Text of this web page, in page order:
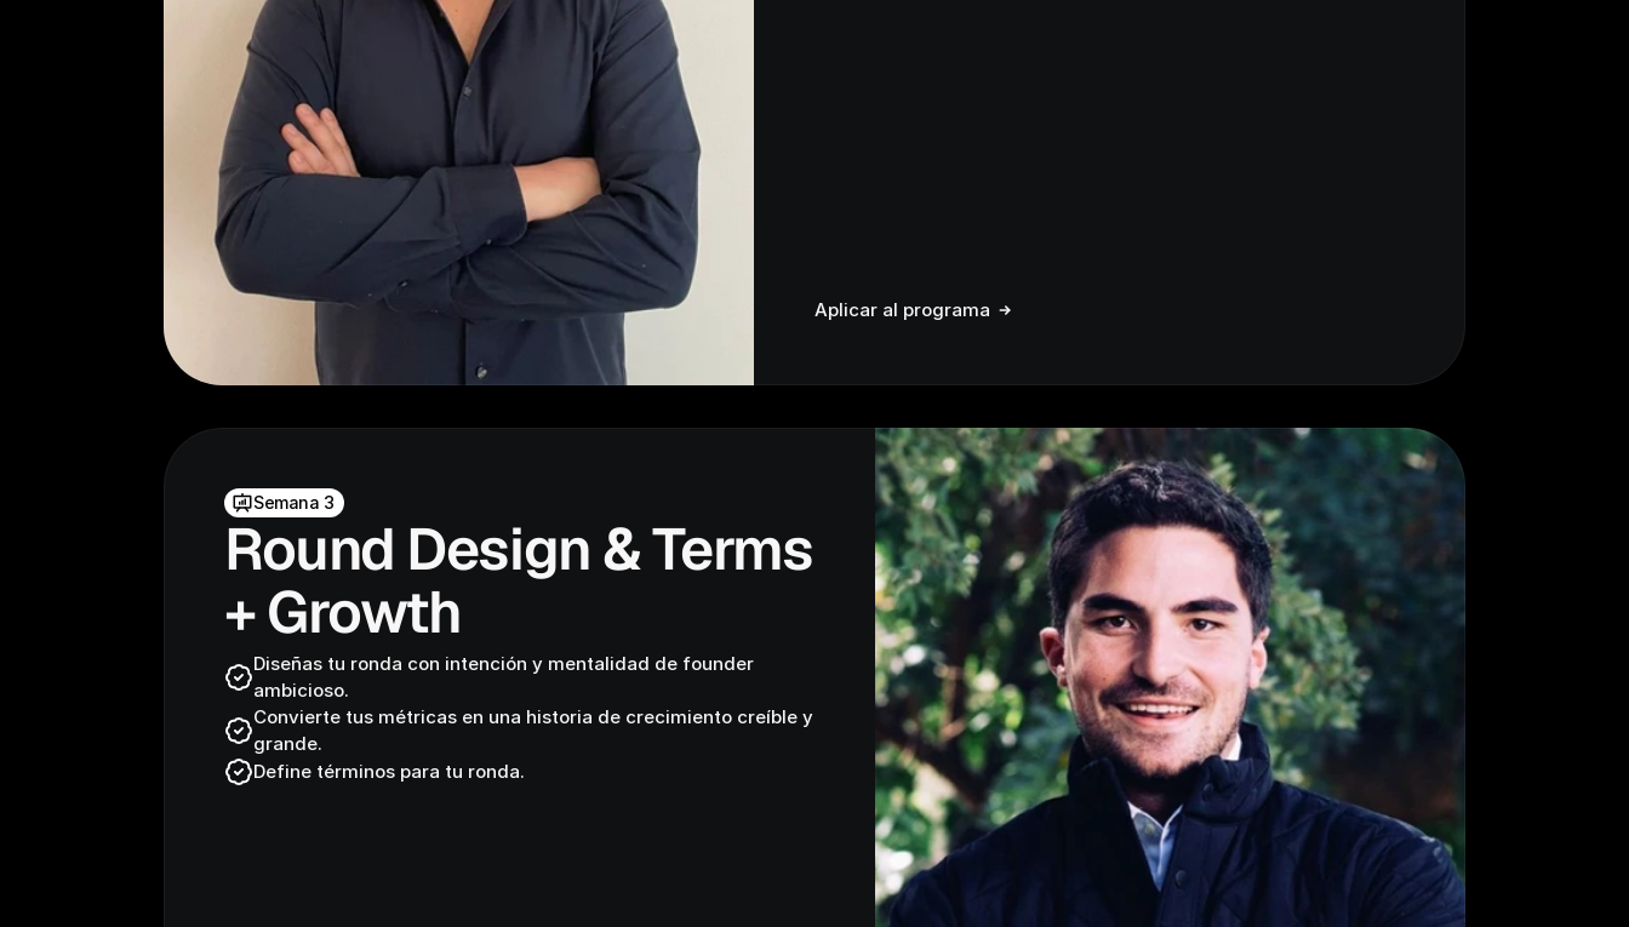
Aplicar al programa
Semana 3
Round Design & Terms
+ Growth
Diseñas tu ronda con intención y mentalidad de founder
ambicioso.
Convierte tus métricas en una historia de crecimiento creíble y
grande.
Define términos para tu ronda.